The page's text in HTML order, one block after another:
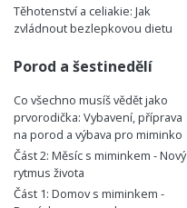
Těhotenství a celiakie: Jak
zvládnout bezlepkovou dietu
Porod a šestinedělí
Co všechno musíš vědět jako
prvorodička: Vybavení, příprava
na porod a výbava pro miminko
Část 2: Měsíc s miminkem - Nový
rytmus života
Část 1: Domov s miminkem -